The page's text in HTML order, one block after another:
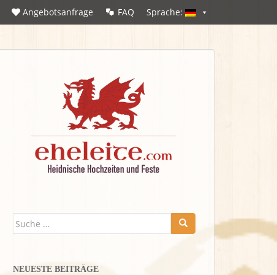
Angebotsanfrage FAQ Sprache:
Suche
NEUESTE BEITRÄGE